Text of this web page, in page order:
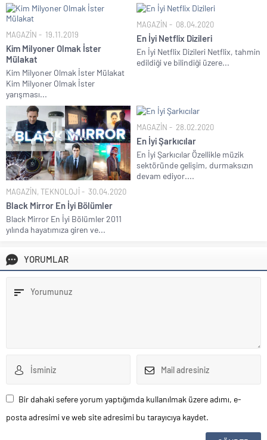
MAGAZİN 19.11.2019
Kim Milyoner Olmak İster
Mülakat
Kim Milyoner Olmak İster Mülakat
Kim Milyoner Olmak İster
yarışması...
MAGAZİN 08.04.2020
En İyi Netflix Dizileri
En İyi Netflix Dizileri Netflix, tahmin
edildiği ve bilindiği üzere...
MAGAZİN, TEKNOLOJİ 30.04.2020
Black Mirror En İyi Bölümler
Black Mirror En İyi Bölümler 2011
yılında hayatımıza giren ve...
MAGAZİN 28.02.2020
En İyi Şarkıcılar
En İyi Şarkıcılar Özellikle müzik
sektöründe gelişim, durmaksızın
devam ediyor....
YORUMLAR
Bir dahaki sefere yorum yaptığımda kullanılmak üzere adımı, e-
posta adresimi ve web site adresimi bu tarayıcıya kaydet.